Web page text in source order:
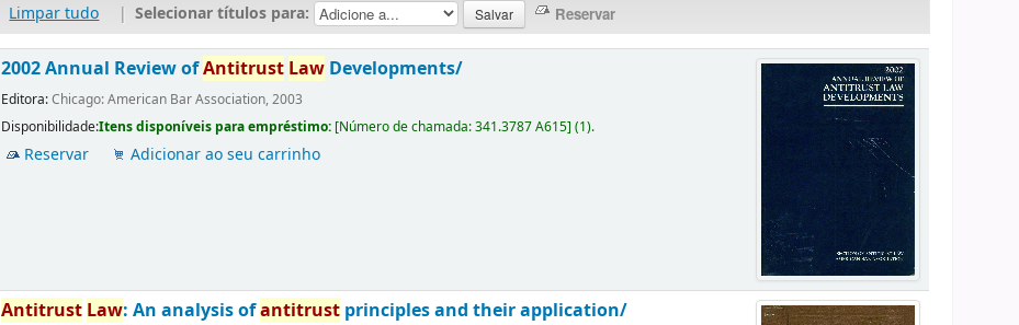
Limpar tudo | Selecionar títulos para:
2002 Annual Review ofAntitrust Law Developments/
Editora:Chicago: American Bar Association, 2003
Disponibilidade:Itens disponíveis para empréstimo: [Número de chamada:341.3787 A615](1).
Reservar Adicionar ao seu carrinho
Antitrust Law: An analysis ofantitrust principles and their application/